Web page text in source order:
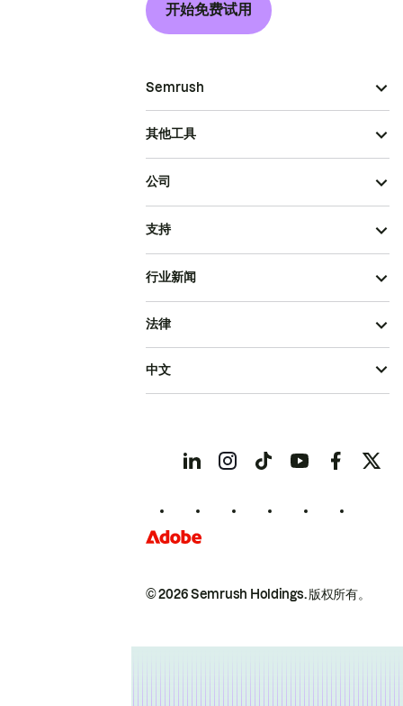
开始免费试用
Semrush
其他工具
公司
支持
行业新闻
© 2026 Semrush Holdings.版权所有。
法律
中文